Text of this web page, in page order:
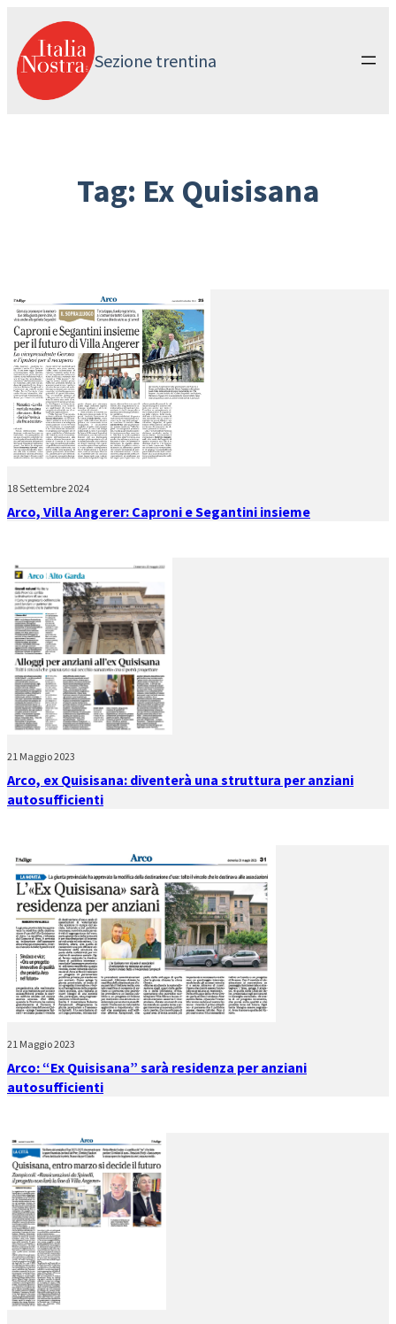
contenuto
Sezione trentina
Tag: Ex Quisisana
18 Settembre 2024
Arco, Villa Angerer: Caproni e Segantini insieme
21 Maggio 2023
Arco, ex Quisisana: diventerà una struttura per anziani
autosufficienti
21 Maggio 2023
Arco: “Ex Quisisana” sarà residenza per anziani
autosufficienti